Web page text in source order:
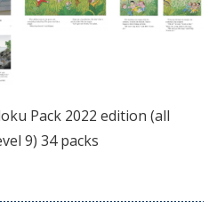
Pack 2022 edition (all
9) 34 packs